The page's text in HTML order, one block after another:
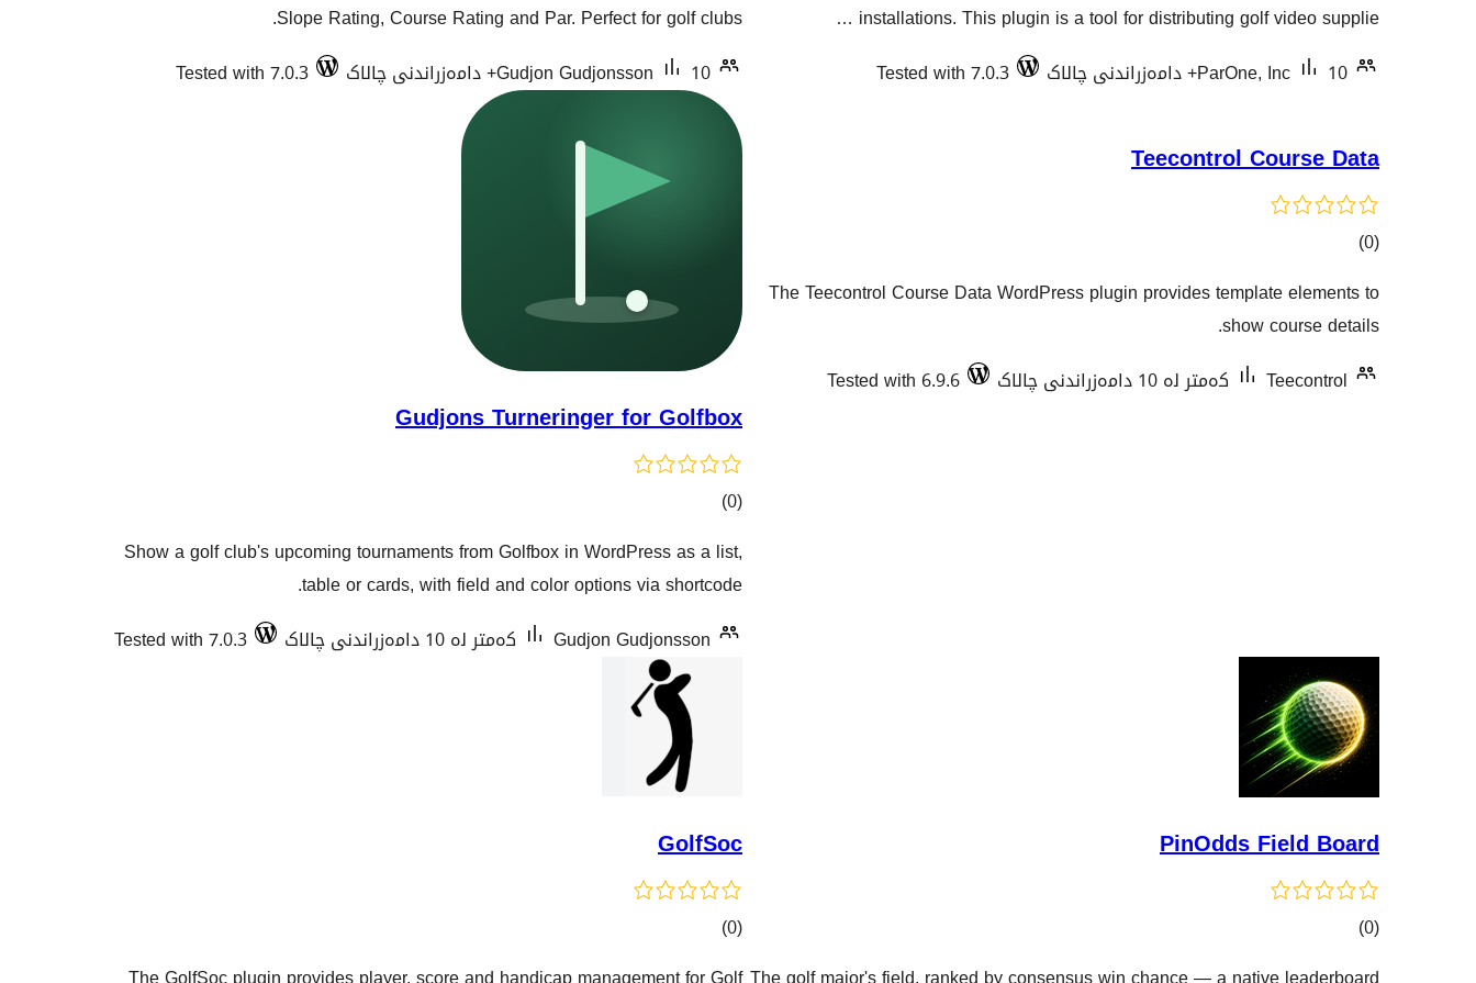
installations. This plugin is a tool for distributing golf video supplie …
ParOne, Inc
10+ دامەزراندنی چالاک Tested with 7.0.3
Slope Rating, Course Rating and Par. Perfect for golf clubs.
Gudjon Gudjonsson
10+ دامەزراندنی چالاک Tested with 7.0.3
Teecontrol Course Data
(0 کۆی
هەڵسەنگاندنەکان
)
The Teecontrol Course Data WordPress plugin provides template elements to
show course details.
Teecontrol
کەمتر لە 10 دامەزراندنی چالاک Tested with 6.9.6
Gudjons Turneringer for Golfbox
(0 کۆی
هەڵسەنگاندنەکان
)
Show a golf club's upcoming tournaments from Golfbox in WordPress as a list,
table or cards, with field and color options via shortcode.
Gudjon Gudjonsson
کەمتر لە 10 دامەزراندنی چالاک Tested with 7.0.3
PinOdds Field Board
(0 کۆی
)
GolfSoc
(0 کۆی
)